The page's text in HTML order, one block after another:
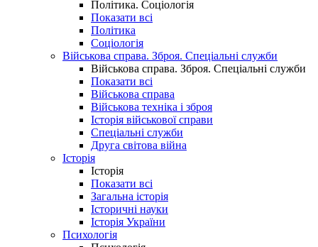
Політика. Соціологія
Показати всі
Політика
Соціологія
Військова справа. Зброя. Спеціальні служби
Військова справа. Зброя. Спеціальні служби
Показати всі
Військова справа
Військова техніка і зброя
Історія військової справи
Спеціальні служби
Друга світова війна
Історія
Історія
Показати всі
Загальна історія
Історичні науки
Історія України
Психологія